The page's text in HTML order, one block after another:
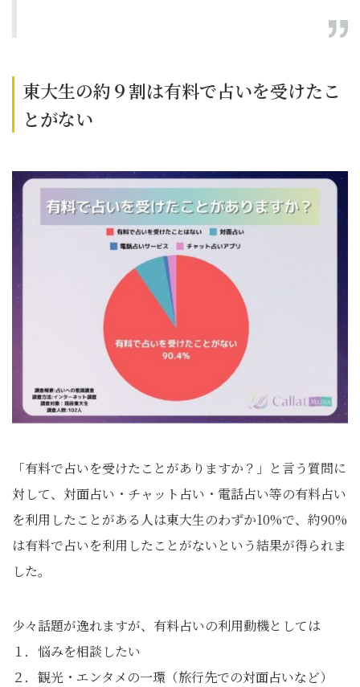
東大生の約９割は有料で占いを受けたこ
とがない
「有料で占いを受けたことがありますか？」と言う質問に
対して、対面占い・チャット占い・電話占い等の有料占い
を利用したことがある人は東大生のわずか10%で、約90%
は有料で占いを利用したことがないという結果が得られま
した。
少々話題が逸れますが、有料占いの利用動機としては
１．悩みを相談したい
２．観光・エンタメの一環（旅行先での対面占いなど）